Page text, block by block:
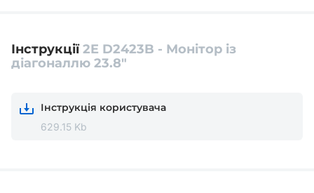
Інструкції2E D2423B - Монітор із
діагоналлю 23.8″
Інструкція користувача
629.15 Kb